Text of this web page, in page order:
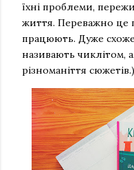
їхні проблеми,
життя. Переважно це
працюють. Дуже
називають чиклітом,
різноманіття сюжетів.)